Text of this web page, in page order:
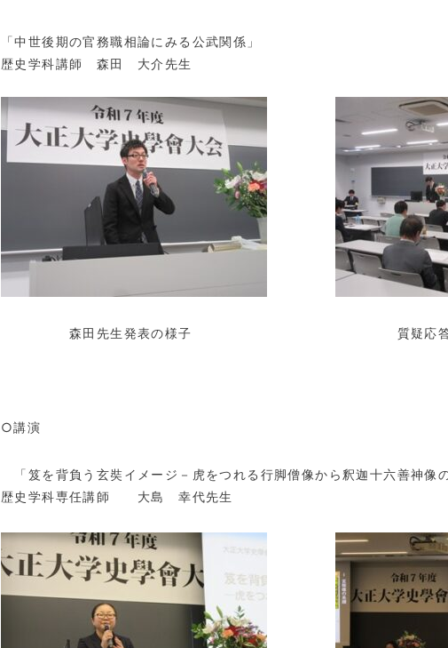
「中世後期の官務職相論にみる公武関係」
歴史学科講師 森田 大介先生
森田先生発表の様子 質疑応答の
○講演
「笈を背負う玄奘イメージ－虎をつれる行脚僧像から釈迦十六善神像
歴史学科専任講師 大島 幸代先生